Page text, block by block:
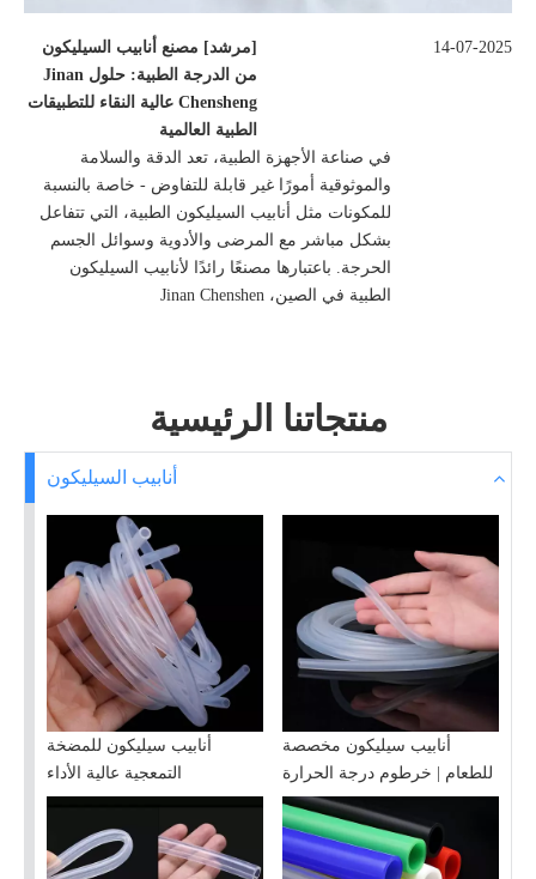
[مرشد] مصنع أنابيب السيليكون
من الدرجة الطبية: حلول Jinan
Chensheng عالية النقاء للتطبيقات
الطبية العالمية
في صناعة الأجهزة الطبية، تعد الدقة والسلامة
والموثوقية أمورًا غير قابلة للتفاوض - خاصة بالنسبة
للمكونات مثل أنابيب السيليكون الطبية، التي تتفاعل
بشكل مباشر مع المرضى والأدوية وسوائل الجسم
الحرجة. باعتبارها مصنعًا رائدًا لأنابيب السيليكون
الطبية في الصين، Jinan Chenshen
14-07-2025
منتجاتنا الرئيسية
أنابيب السيليكون
أنابيب سيليكون للمضخة
التمعجية عالية الأداء
أنابيب سيليكون مخصصة
للطعام | خرطوم درجة الحرارة
العالية